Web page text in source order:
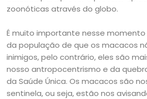
zoonóticas através do globo.
É muito importante nesse
da população de que os macacos
inimigos, pelo contrário, eles são
nosso antropocentrismo e da
da Saúde Única. Os macacos são
sentinela, ou seja, estão nos